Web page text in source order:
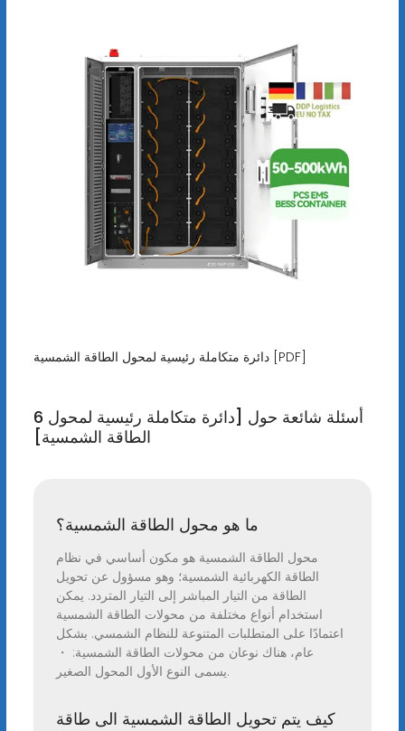
دائرة متكاملة رئيسية لمحول الطاقة الشمسية [PDF]
6 أسئلة شائعة حول [دائرة متكاملة رئيسية لمحول
الطاقة الشمسية]
ما هو محول الطاقة الشمسية؟
محول الطاقة الشمسية هو مكون أساسي في نظام
الطاقة الكهربائية الشمسية؛ وهو مسؤول عن تحويل
الطاقة من التيار المباشر إلى التيار المتردد. يمكن
استخدام أنواع مختلفة من محولات الطاقة الشمسية
اعتمادًا على المتطلبات المتنوعة للنظام الشمسي. بشكل
عام، هناك نوعان من محولات الطاقة الشمسية: ・
يسمى النوع الأول المحول الصغير.
كيف يتم تحويل الطاقة الشمسية الى طاقة